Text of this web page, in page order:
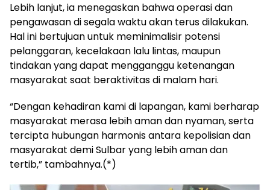
Lebih lanjut, ia menegaskan bahwa operasi dan
pengawasan di segala waktu akan terus dilakukan.
Hal ini bertujuan untuk meminimalisir potensi
pelanggaran, kecelakaan lalu lintas, maupun
tindakan yang dapat mengganggu ketenangan
masyarakat saat beraktivitas di malam hari.
“Dengan kehadiran kami di lapangan, kami berharap
masyarakat merasa lebih aman dan nyaman, serta
tercipta hubungan harmonis antara kepolisian dan
masyarakat demi Sulbar yang lebih aman dan
tertib,” tambahnya.(*)